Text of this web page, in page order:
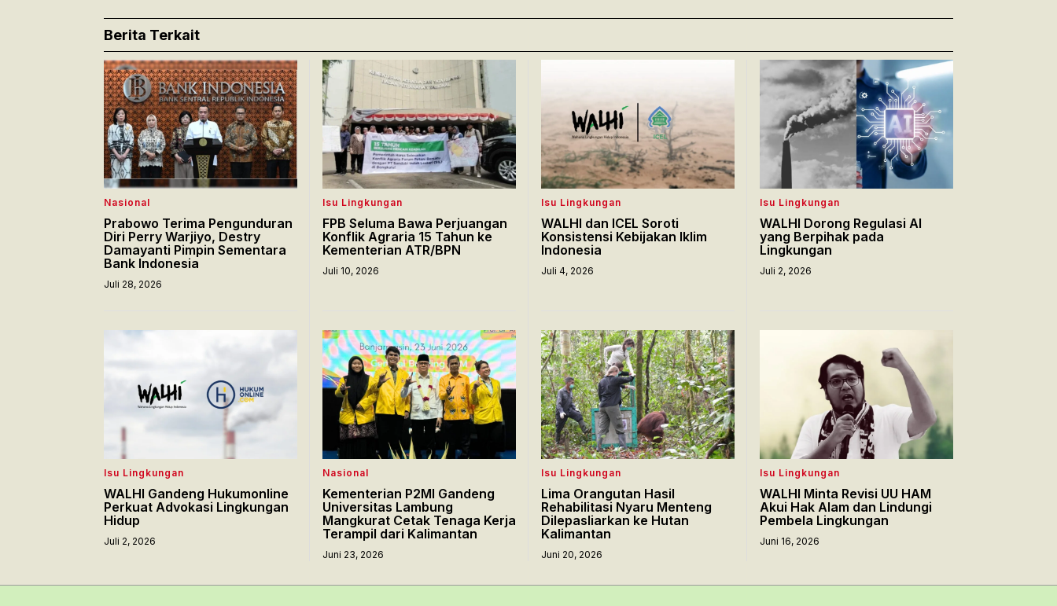
Berita Terkait
Nasional
Prabowo Terima Pengunduran
Diri Perry Warjiyo, Destry
Damayanti Pimpin Sementara
Bank Indonesia
Juli 28, 2026
Isu Lingkungan
FPB Seluma Bawa Perjuangan
Konflik Agraria 15 Tahun ke
Kementerian ATR/BPN
Juli 10, 2026
Isu Lingkungan
WALHI dan ICEL Soroti
Konsistensi Kebijakan Iklim
Indonesia
Juli 4, 2026
Isu Lingkungan
WALHI Dorong Regulasi AI
yang Berpihak pada
Lingkungan
Juli 2, 2026
Isu Lingkungan
WALHI Gandeng Hukumonline
Perkuat Advokasi Lingkungan
Hidup
Juli 2, 2026
Nasional
Kementerian P2MI Gandeng
Universitas Lambung
Mangkurat Cetak Tenaga Kerja
Terampil dari Kalimantan
Juni 23, 2026
Isu Lingkungan
Lima Orangutan Hasil
Rehabilitasi Nyaru Menteng
Dilepasliarkan ke Hutan
Kalimantan
Juni 20, 2026
Isu Lingkungan
WALHI Minta Revisi UU HAM
Akui Hak Alam dan Lindungi
Pembela Lingkungan
Juni 16, 2026